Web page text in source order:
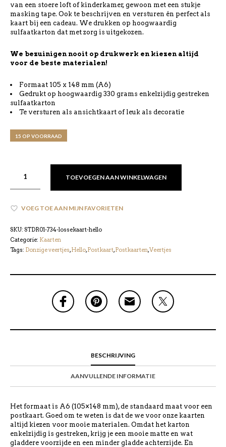
van een stoere loft of kinderkamer, gewoon met een stukje
masking tape. Ook te beschrijven en versturen én perfect als
kaart bij een cadeau. We drukken op hoogwaardig
sulfaatkarton dat met zorg is uitgekozen.
We bezuinigen nooit op drukwerk en kiezen altijd
voor de beste materialen!
Formaat 105 x 148 mm (A6)
Gedrukt op hoogwaardig 330 grams enkelzijdig gestreken
sulfaatkarton
Te versturen als ansichtkaart of leuk als decoratie
15 OP VOORRAAD
TOEVOEGEN AAN WINKELWAGEN
VOEG TOE AAN MIJN FAVORIETEN
SKU: STDR01-734-lossekaart-hello
Categorie: Kaarten
Tags: Donzige veertjes,Hello,Postkaart,Postkaarten,Veertjes
BESCHRIJVING
AANVULLENDE INFORMATIE
Het formaat is A6 (105×148 mm), de standaard maat voor een
postkaart. Goed om te weten is dat de we voor onze kaarten
altijd kiezen voor mooie materialen. Omdat het karton
enkelzijdig is gestreken, krijg je een mooie matte en wat
gladdere voorzijde en een minder gladde achterzijde. En